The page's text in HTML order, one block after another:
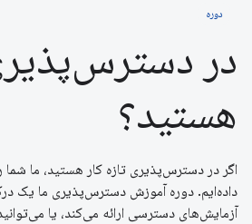
دوره
در
هستید؟
اگر در دسترس‌پذیری تازه کار هستید، ما
داده‌ایم. دوره آموزش دسترس‌پذیری ما یک
آزمایش‌های دسترسی ارائه می‌کند، یا